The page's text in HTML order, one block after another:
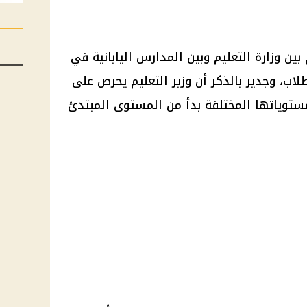
وزارة التعليم وبين المدارس اليابانية في
وجدير بالذكر أن وزير التعليم يحرص على
المختلفة بدأ من المستوى المبتدئ